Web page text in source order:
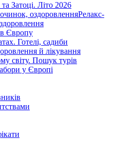
Затоці. Літо 2026
Релакс-
Європу
Готелі, садиби
й лікування
світу. Пошук турів
у Європі